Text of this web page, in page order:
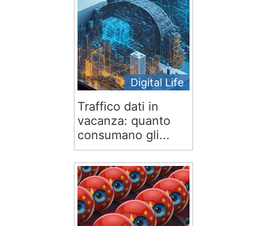
Digital Life
Traffico dati in
vacanza: quanto
consumano gli...